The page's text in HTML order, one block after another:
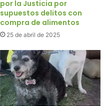
por la Justicia por
supuestos delitos con
compra de alimentos
25 de abril de 2025